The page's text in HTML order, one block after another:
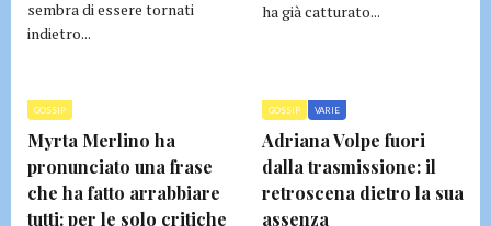
sembra di essere tornati
indietro...
ha già catturato...
GOSSIP
Myrta Merlino ha
pronunciato una frase
che ha fatto arrabbiare
tutti: per le solo critiche
GOSSIP VARIE
Adriana Volpe fuori
dalla trasmissione: il
retroscena dietro la sua
assenza